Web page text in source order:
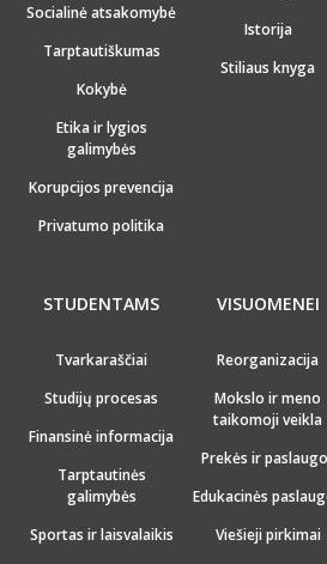
Socialinė atsakomybė
Tarptautiškumas
Kokybė
Etika ir lygios
galimybės
Korupcijos prevencija
Privatumo politika
Istorija
Stiliaus knyga
STUDENTAMS
Tvarkaraščiai
Studijų procesas
Finansinė informacija
Tarptautinės
galimybės
Sportas ir laisvalaikis
VISUOMENEI
Reorganizacija
Mokslo ir meno
taikomoji veikla
Prekės ir
Edukacinės
Viešieji pirkimai